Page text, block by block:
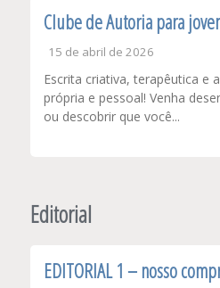
Clube de Autoria para
15 de abril de 2026
Escrita criativa, terapêutica e
própria e pessoal! Venha
ou descobrir que você...
Editorial
EDITORIAL 1 – nosso